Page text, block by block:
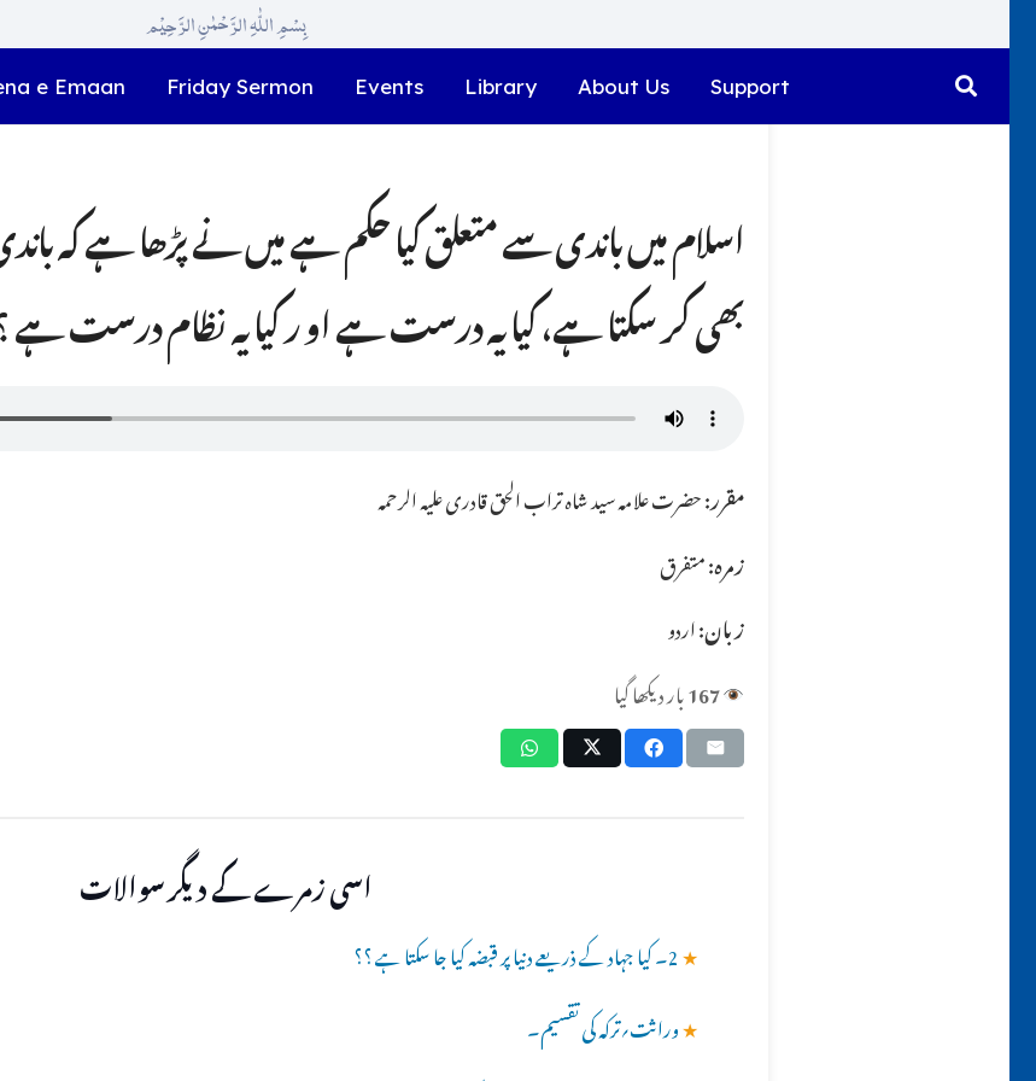
بِسْمِ اللّٰہِ الرَّحْمٰنِ الرَّحِیْم
e Emaan Friday Sermon Events Library About Us Support
اسلام میں باندی سے متعلق کیا حکم ہے میں نے پڑھا ہے کہ
بھی کر سکتا ہے، کیا یہ درست ہے او ر کیا یہ نظام درست ہے
مقرر:حضرت علامہ سید شاہ تراب الحق قادری علیہ الرحمہ
زمرہ:متفرق
زبان:اردو
167بار دیکھا گیا
اسی زمرے کے دیگر سوالات
★2۔ کیا جہاد کے ذریعے دنیا پر قبضہ کیا جا سکتا ہے ؟؟
★وراثت؍ترکہ کی تقسیم۔